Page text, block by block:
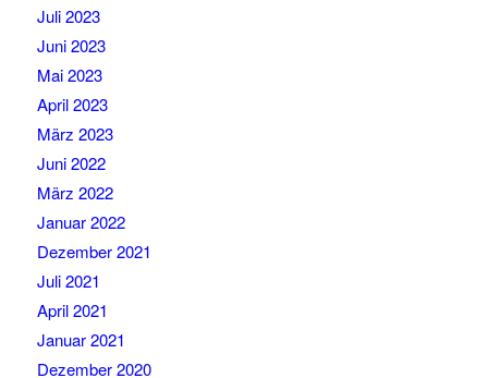
Juli 2023
Juni 2023
Mai 2023
April 2023
März 2023
Juni 2022
März 2022
Januar 2022
Dezember 2021
Juli 2021
April 2021
Januar 2021
Dezember 2020